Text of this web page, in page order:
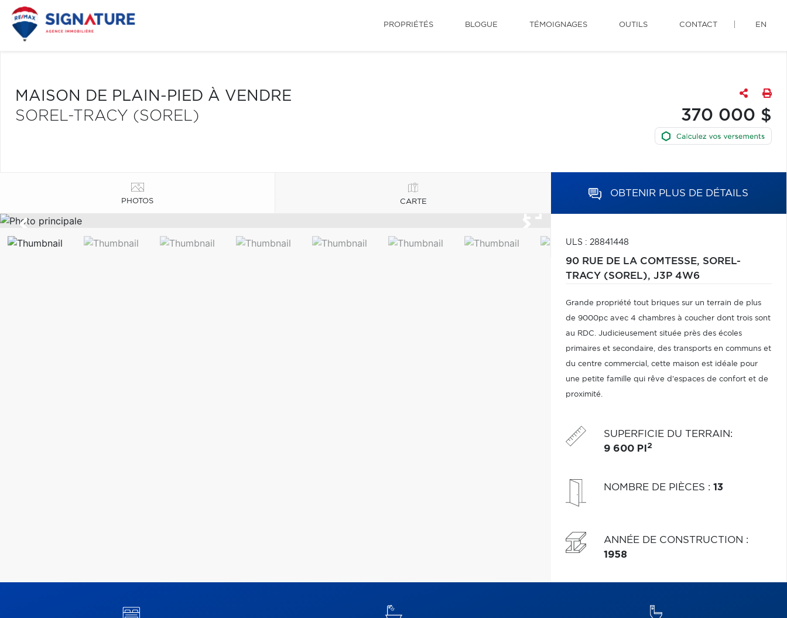
PROPRIÉTÉS BLOGUE TÉMOIGNAGES OUTILS CONTACT EN
MAISON DE PLAIN-PIED À VENDRE
SOREL-TRACY (SOREL)
370 000 $
PHOTOS CARTE
OBTENIR PLUS DE DÉTAILS
ULS : 28841448
90 RUE DE LA COMTESSE, SOREL-
TRACY (SOREL), J3P 4W6
Grande propriété tout briques sur un terrain de plus
de 9000pc avec 4 chambres à coucher dont trois sont
au RDC. Judicieusement située près des écoles
primaires et secondaire, des transports en communs et
du centre commercial, cette maison est idéale pour
une petite famille qui rêve d'espaces de confort et de
proximité.
SUPERFICIE DU TERRAIN:
9 600 PI 2
NOMBRE DE PIÈCES : 13
ANNÉE DE CONSTRUCTION :
1958